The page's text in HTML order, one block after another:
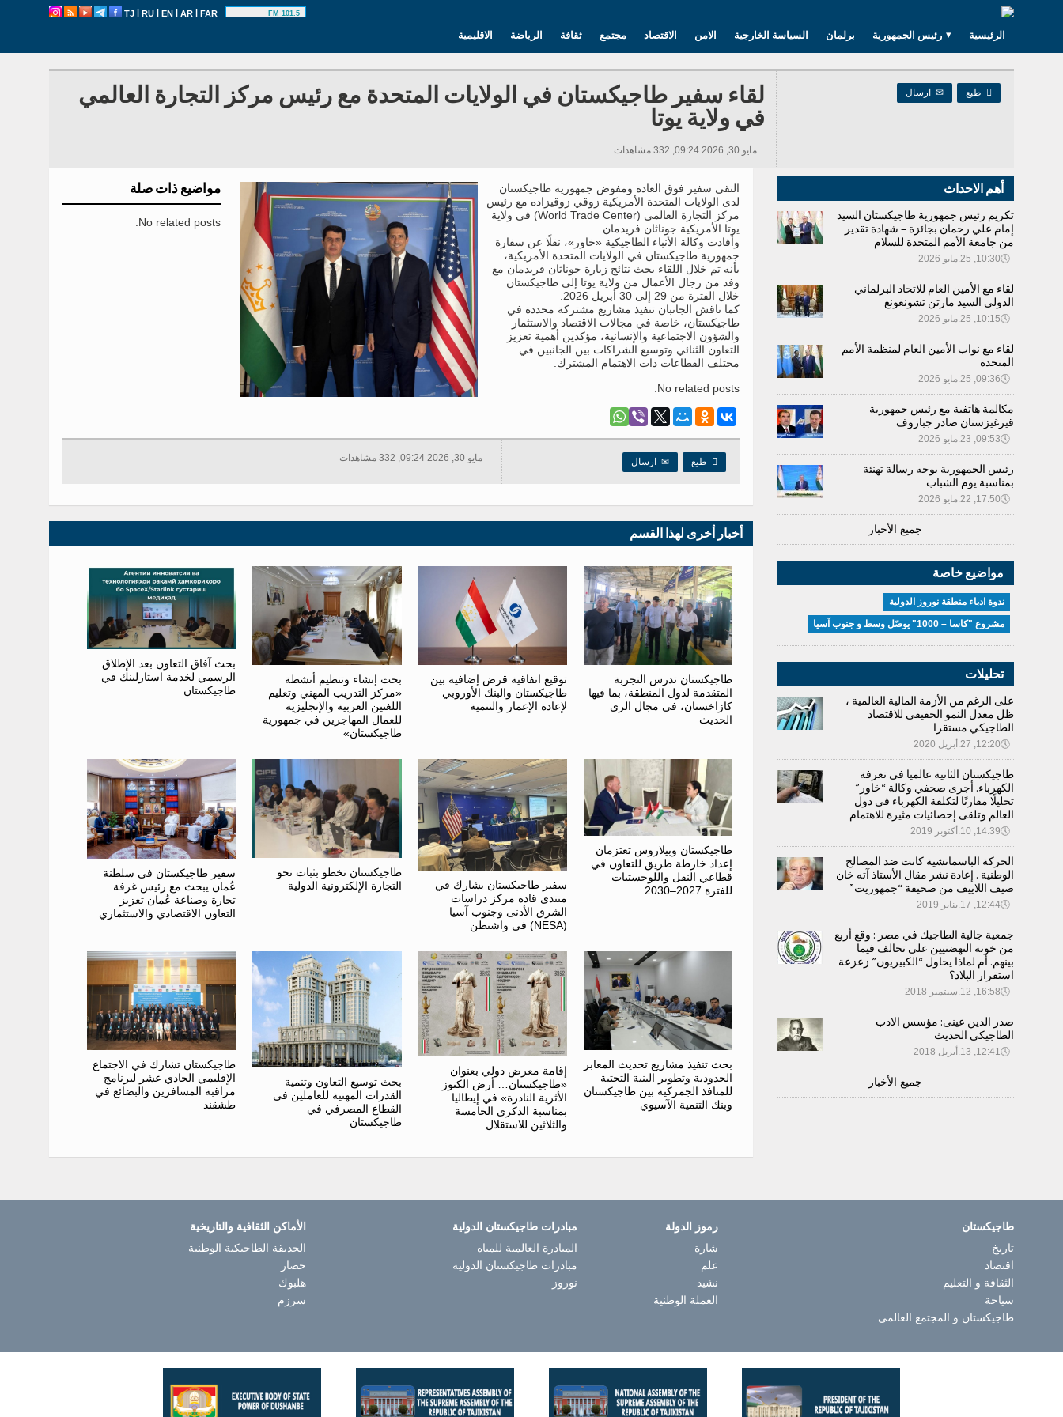
TJ | RU | EN | AR | FAR 101.5 FM
الاقليمية الرياضة ثقافة مجتمع الاقتصاد الامن السياسة الخارجية برلمان رئيس الجمهورية الرئيسية
 طبع ✉ ارسال لقاء سفير طاجيكستان في الولايات المتحدة مع رئيس مركز التجارة العالمي
في ولاية يوتا
مايو 30, 2026 09:24, 332 مشاهدات
مواضيع ذات صلة
No related posts.
التقى سفير فوق العادة ومفوض جمهورية طاجيكستان
لدى الولايات المتحدة الأمريكية زوقي زوقيزاده مع رئيس
مركز التجارة العالمي (World Trade Center) في ولاية
يوتا الأمريكية جوناثان فريدمان.
وأفادت وكالة الأنباء الطاجيكية «خاور»، نقلًا عن سفارة
جمهورية طاجيكستان في الولايات المتحدة الأمريكية،
بأنه تم خلال اللقاء بحث نتائج زيارة جوناثان فريدمان مع
وفد من رجال الأعمال من ولاية يوتا إلى طاجيكستان
خلال الفترة من 29 إلى 30 أبريل 2026.
كما ناقش الجانبان تنفيذ مشاريع مشتركة محددة في
طاجيكستان، خاصة في مجالات الاقتصاد والاستثمار
والشؤون الاجتماعية والإنسانية، مؤكدين أهمية تعزيز
التعاون الثنائي وتوسيع الشراكات بين الجانبين في
مختلف القطاعات ذات الاهتمام المشترك.
No related posts.
 طبع ✉ ارسال مايو 30, 2026 09:24, 332 مشاهدات
أخبار أخرى لهذا القسم
طاجيكستان تدرس التجربة
المتقدمة لدول المنطقة، بما فيها
كازاخستان، في مجال الري
الحديث
توقيع اتفاقية قرض إضافية بين
طاجيكستان والبنك الأوروبي
لإعادة الإعمار والتنمية
بحث إنشاء وتنظيم أنشطة
«مركز التدريب المهني وتعليم
اللغتين العربية والإنجليزية
للعمال المهاجرين في جمهورية
طاجيكستان»
بحث آفاق التعاون بعد الإطلاق
الرسمي لخدمة استارلينك في
طاجيكستان
طاجيكستان وبيلاروس تعتزمان
إعداد خارطة طريق للتعاون في
قطاعي النقل واللوجستيات
للفترة 2027–2030
سفير طاجيكستان يشارك في
منتدى قادة مركز دراسات
الشرق الأدنى وجنوب آسيا
(NESA) في واشنطن
طاجيكستان تخطو بثبات نحو
التجارة الإلكترونية الدولية
سفير طاجيكستان في سلطنة
عُمان يبحث مع رئيس غرفة
تجارة وصناعة عُمان تعزيز
التعاون الاقتصادي والاستثماري
بحث تنفيذ مشاريع تحديث المعابر
الحدودية وتطوير البنية التحتية
للمنافذ الجمركية بين طاجيكستان
وبنك التنمية الآسيوي
إقامة معرض دولي بعنوان
«طاجيكستان… أرض الكنوز
الأثرية النادرة» في إيطاليا
بمناسبة الذكرى الخامسة
والثلاثين للاستقلال
بحث توسيع التعاون وتنمية
القدرات المهنية للعاملين في
القطاع المصرفي في
طاجيكستان
طاجيكستان تشارك في الاجتماع
الإقليمي الحادي عشر لبرنامج
مراقبة المسافرين والبضائع في
طشقند
أهم الاحداث
تكريم رئيس جمهورية طاجيكستان السيد
إمام علي رحمان بجائزة – شهادة تقدير
من جامعة الأمم المتحدة للسلام
🕔10:30, 25.مايو 2026
لقاء مع الأمين العام للاتحاد البرلماني
الدولي السيد مارتن تشونغونغ
🕔10:15, 25.مايو 2026
لقاء مع نواب الأمين العام لمنظمة الأمم
المتحدة
🕔09:36, 25.مايو 2026
مكالمة هاتفية مع رئيس جمهورية
قيرغيزستان صادر جباروف
🕔09:53, 23.مايو 2026
رئيس الجمهورية يوجه رسالة تهنئة
بمناسبة يوم الشباب
🕔17:50, 22.مايو 2026
جميع الأخبار
مواضيع خاصة
ندوة ادباء منطقة نوروز الدولية
مشروع "كاسا – 1000" يوصّل وسط و جنوب آسيا
تحليلات
على الرغم من الأزمة المالية العالمية ،
ظل معدل النمو الحقيقي للاقتصاد
الطاجيكي مستقرا
🕔12:20, 27.أبريل 2020
طاجيكستان الثانية عالميا فى تعرفة
الكهرباء. أجرى صحفي وكالة “خاور”
تحليلًا مقارنًا لتكلفة الكهرباء في دول
العالم وتلقى إحصائيات مثيرة للاهتمام
🕔14:39, 10.أكتوبر 2019
الحركة الباسماتشية كانت ضد المصالح
الوطنية . إعادة نشر مقال الأستاذ آته خان
صيف اللاييف من صحيفة “جمهوريت”
🕔12:44, 17.يناير 2019
جمعية جالية الطاجيك في مصر : وقع أربع
من خونة النهضتيين على تحالف فيما
بينهم. أم لماذا يحاول “الكبيريون” زعزعة
استقرار البلاد؟
🕔16:58, 12.سبتمبر 2018
صدر الدين عينى: مؤسس الادب
الطاجيكى الحديث
🕔12:41, 13.أبريل 2018
جميع الأخبار
طاجيكستان
تاريخ
اقتصاد
الثقافة و التعليم
سياحة
طاجيكستان و المجتمع العالمى
رموز الدولة
شارة
علم
نشيد
العملة الوطنية
مبادرات طاجيكستان الدولية
المبادرة العالمية للمياه
مبادرات طاجيكستان الدولية
نوروز
الأماكن الثقافية والتاريخية
الحديقة الطاجيكية الوطنية
حصار
هلبوك
سرزم